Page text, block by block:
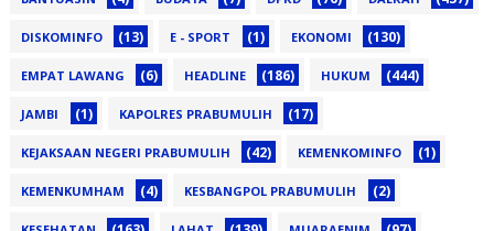
DISKOMINFO (13) E - SPORT (1) EKONOMI (130)
EMPAT LAWANG (6) HEADLINE (186) HUKUM (444)
JAMBI (1) KAPOLRES PRABUMULIH (17)
KEJAKSAAN NEGERI PRABUMULIH (42) KEMENKOMINFO (1)
KEMENKUMHAM (4) KESBANGPOL PRABUMULIH (2)